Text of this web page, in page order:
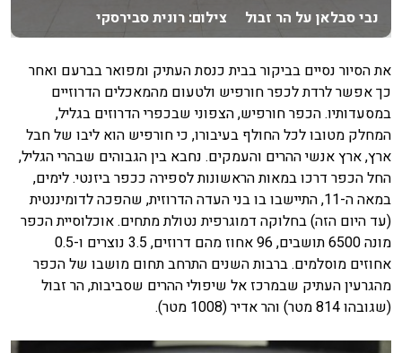
נבי סבלאן על הר זבול צילום: רונית סבירסקי
את הסיור נסיים בביקור בבית כנסת העתיק ומפואר בברעם ואחר
כך אפשר לרדת לכפר חורפיש ולטעום מהמאכלים הדרוזיים
במסעדותיו. הכפר חורפיש, הצפוני שבכפרי הדרוזים בגליל,
המחלק מטובו לכל החולף בעיבורו, כי חורפיש הוא ליבו של חבל
ארץ, ארץ אנשי ההרים והעמקים. נחבא בין הגבוהים שבהרי הגליל,
החל הכפר דרכו במאות הראשונות לספירה ככפר ביזנטי. לימים,
במאה ה-11, התיישבו בו בני העדה הדרוזית, שהפכה לדומיננטית
(עד היום הזה) בחלוקה דמוגרפית נטולת מתחים. אוכלוסיית הכפר
מונה 6500 תושבים, 96 אחוז מהם דרוזים, 3.5 נוצרים ו-0.5
אחוזים מוסלמים. ברבות השנים התרחב תחום מושבו של הכפר
מהגרעין העתיק שבמרכז אל שיפולי ההרים שסביבות, הר זבול
(שגובהו 814 מטר) והר אדיר (1008 מטר).